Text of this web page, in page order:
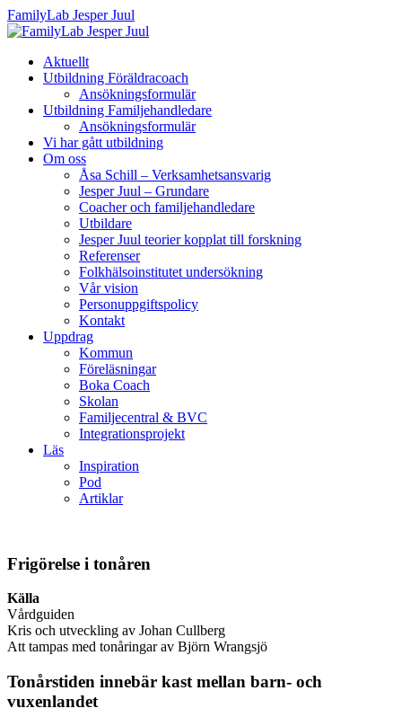
FamilyLab Jesper Juul
Aktuellt
Utbildning Föräldracoach
Ansökningsformulär
Utbildning Familjehandledare
Ansökningsformulär
Vi har gått utbildning
Om oss
Åsa Schill – Verksamhetsansvarig
Jesper Juul – Grundare
Coacher och familjehandledare
Utbildare
Jesper Juul teorier kopplat till forskning
Referenser
Folkhälsoinstitutet undersökning
Vår vision
Personuppgiftspolicy
Kontakt
Uppdrag
Kommun
Föreläsningar
Boka Coach
Skolan
Familjecentral & BVC
Integrationsprojekt
Läs
Inspiration
Pod
Artiklar
Frigörelse i tonåren
Källa
Vårdguiden
Kris och utveckling av Johan Cullberg
Att tampas med tonåringar av Björn Wrangsjö
Tonårstiden innebär kast mellan barn- och
vuxenlandet